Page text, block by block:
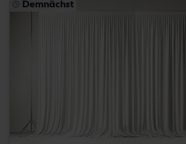
Demnächst